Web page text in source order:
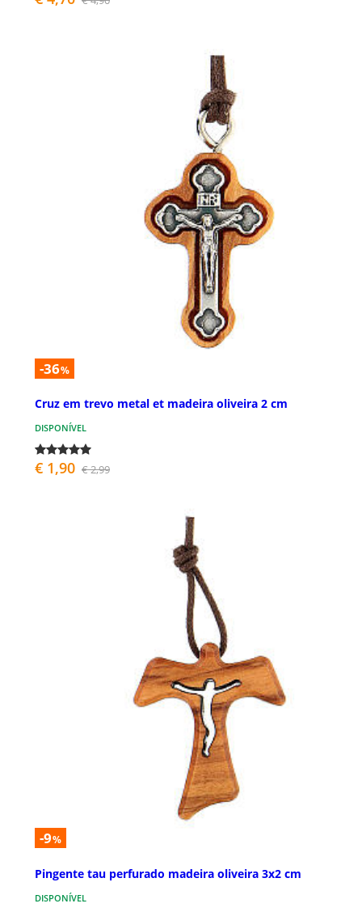
-36%
Cruz em trevo metal et madeira oliveira 2 cm
DISPONÍVEL
€ 1,90 € 2,99
-9%
Pingente tau perfurado madeira oliveira 3x2 cm
DISPONÍVEL